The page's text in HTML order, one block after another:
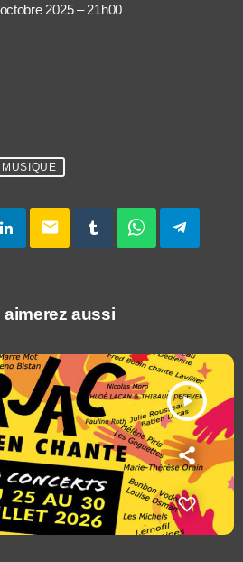
2025 – 21h00
MUSIQUE
email
aimerez aussi
play_arrow